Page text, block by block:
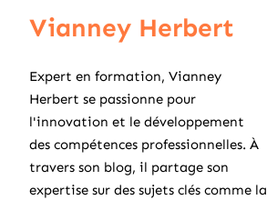
Vianney Herbert
Expert en formation, Vianney
Herbert se passionne pour
l'innovation et le développement
des compétences professionnelles. À
travers son blog, il partage son
expertise sur des sujets clés comme la